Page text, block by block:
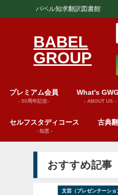
バベル知求翻訳図書館
BABEL
GROUP
プレミアム会員
- 50周年記念-
What's
- ABOUT US -
セルフスタディコース
- 知恵 -
古典
おすすめ記事
文芸（プレゼンテーショ